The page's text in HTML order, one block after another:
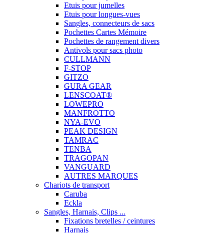
Etuis pour jumelles
Etuis pour longues-vues
Sangles, connecteurs de sacs
Pochettes Cartes Mémoire
Pochettes de rangement divers
Antivols pour sacs photo
CULLMANN
F-STOP
GITZO
GURA GEAR
LENSCOAT®
LOWEPRO
MANFROTTO
NYA-EVO
PEAK DESIGN
TAMRAC
TENBA
TRAGOPAN
VANGUARD
AUTRES MARQUES
Chariots de transport
Caruba
Eckla
Sangles, Harnais, Clips ...
Fixations bretelles / ceintures
Harnais